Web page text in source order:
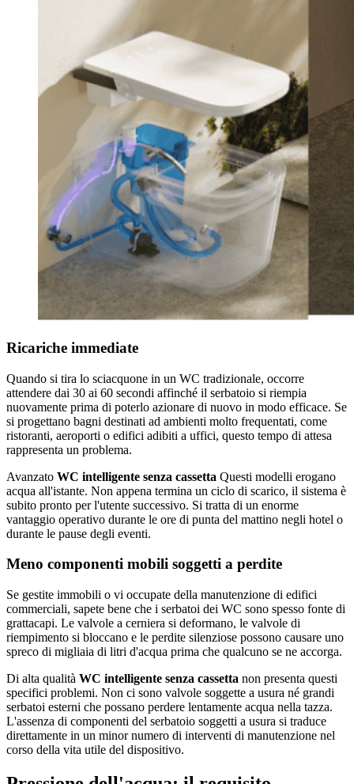
Ricariche immediate
Quando si tira lo sciacquone in un WC tradizionale, occorre
attendere dai 30 ai 60 secondi affinché il serbatoio si riempia
nuovamente prima di poterlo azionare di nuovo in modo efficace. Se
si progettano bagni destinati ad ambienti molto frequentati, come
ristoranti, aeroporti o edifici adibiti a uffici, questo tempo di attesa
rappresenta un problema.
Avanzato WC intelligente senza cassetta Questi modelli erogano
acqua all'istante. Non appena termina un ciclo di scarico, il sistema è
subito pronto per l'utente successivo. Si tratta di un enorme
vantaggio operativo durante le ore di punta del mattino negli hotel o
durante le pause degli eventi.
Meno componenti mobili soggetti a perdite
Se gestite immobili o vi occupate della manutenzione di edifici
commerciali, sapete bene che i serbatoi dei WC sono spesso fonte di
grattacapi. Le valvole a cerniera si deformano, le valvole di
riempimento si bloccano e le perdite silenziose possono causare uno
spreco di migliaia di litri d'acqua prima che qualcuno se ne accorga.
Di alta qualità WC intelligente senza cassetta non presenta questi
specifici problemi. Non ci sono valvole soggette a usura né grandi
serbatoi esterni che possano perdere lentamente acqua nella tazza.
L'assenza di componenti del serbatoio soggetti a usura si traduce
direttamente in un minor numero di interventi di manutenzione nel
corso della vita utile del dispositivo.